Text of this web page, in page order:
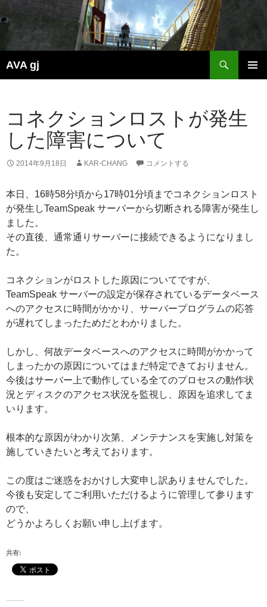
AVA gj
索
ン
ツ
へ
ス
キ
プ
コネクションロストが発生
した障害について
2014年9月18日 KAR-CHANG コメントする
本日、16時58分頃から17時01分頃までコネクションロスト
が発生しTeamSpeak サーバーから切断される障害が発生し
ました。
その直後、通常通りサーバーに接続できるようになりまし
た。
コネクションがロストした原因についてですが、
TeamSpeak サーバーの設定が保存されているデータベース
へのアクセスに時間がかかり、サーバープログラムの応答
が遅れてしまったためだとわかりました。
しかし、何故データベースへのアクセスに時間がかかって
しまったかの原因についてはまだ特定できておりません。
今後はサーバー上で動作している全てのプロセスの動作状
況とディスクのアクセス状況を監視し、原因を追求してま
いります。
根本的な原因がわかり次第、メンテナンスを実施し対策を
施していきたいと考えております。
この度はご迷惑をおかけし大変申し訳ありませんでした。
今後も安定してご利用いただけるように管理して参ります
ので、
どうかよろしくお願い申し上げます。
共有: